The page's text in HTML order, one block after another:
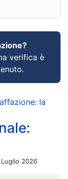
verifica è
la
Luglio 2026